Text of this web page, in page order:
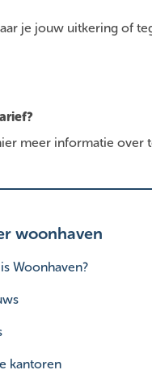
je jouw uitkering of
meer informatie over
woonhaven
Woonhaven?
kantoren